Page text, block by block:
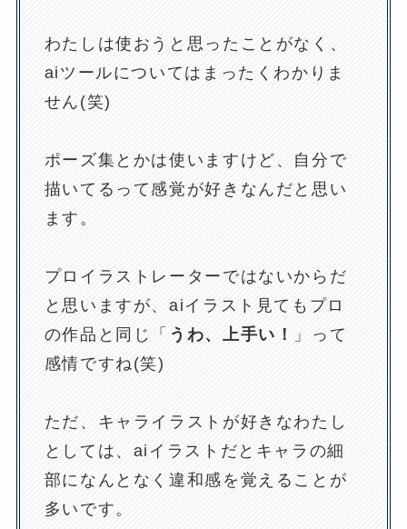
わたしは使おうと思ったことがなく、
aiツールについてはまったくわかりま
せん(笑)
ポーズ集とかは使いますけど、自分で
描いてるって感覚が好きなんだと思い
ます。
プロイラストレーターではないからだ
と思いますが、aiイラスト見てもプロ
の作品と同じ「 うわ、上手い！
」って
感情ですね(笑)
ただ、キャライラストが好きなわたし
としては、aiイラストだとキャラの細
部になんとなく違和感を覚えることが
多いです。